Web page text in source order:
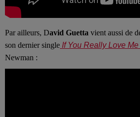
Par ailleurs, David Guetta vient aussi de
son dernier single If You Really Love Me
Newman :